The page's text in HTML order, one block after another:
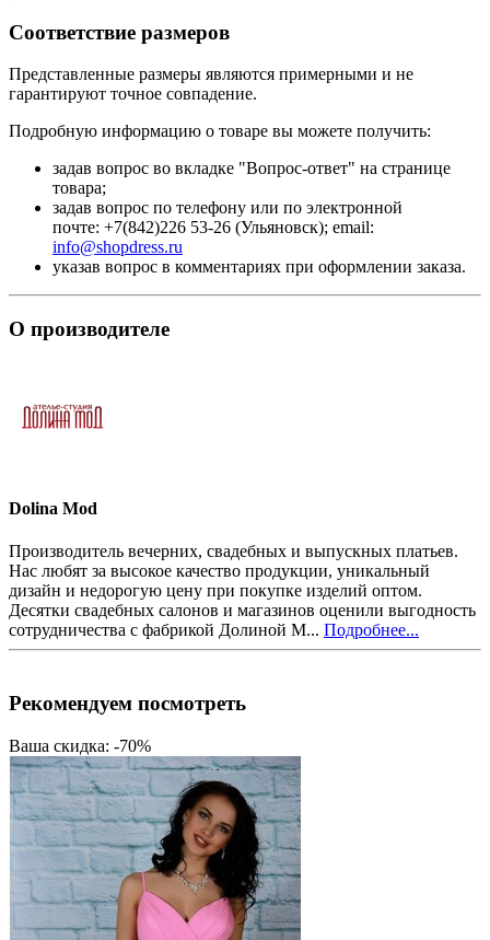
Соответствие размеров
Представленные размеры являются примерными и не
гарантируют точное совпадение.
Подробную информацию о товаре вы можете получить:
задав вопрос во вкладке "Вопрос-ответ" на странице
товара;
задав вопрос по телефону или по электронной
почте: +7(842)226 53-26 (Ульяновск); email:
info@shopdress.ru
указав вопрос в комментариях при оформлении заказа.
О производителе
Dolina Mod
Производитель вечерних, свадебных и выпускных платьев.
Нас любят за высокое качество продукции, уникальный
дизайн и недорогую цену при покупке изделий оптом.
Десятки свадебных салонов и магазинов оценили выгодность
сотрудничества с фабрикой Долиной М... Подробнее...
Рекомендуем посмотреть
Ваша скидка: -70%